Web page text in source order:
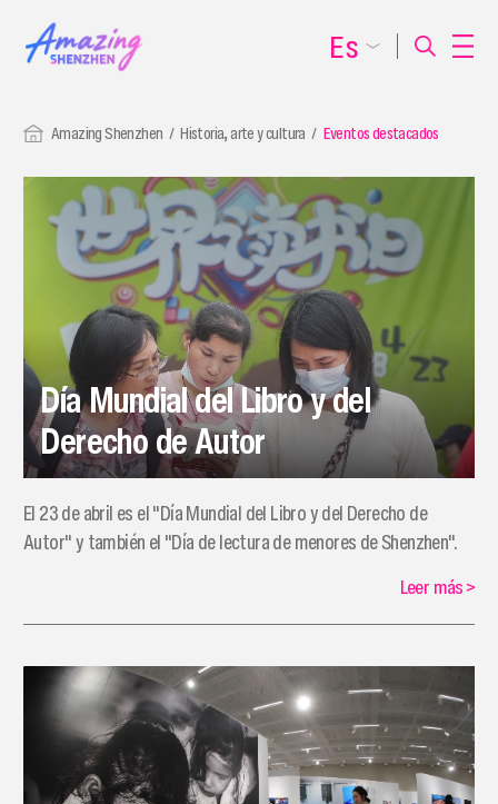
Amazing Shenzhen Historia, arte y cultura Eventos destacados
Día Mundial del Libro y del
Derecho de Autor
El 23 de abril es el "Día Mundial del Libro y del Derecho de
Autor" y también el "Día de lectura de menores de Shenzhen".
Leer más>
Es